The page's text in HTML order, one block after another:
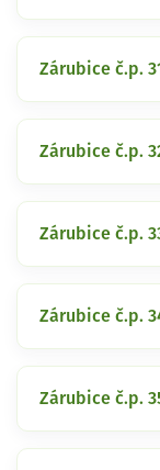
Zárubice č.p.
Zárubice č.p.
Zárubice č.p.
Zárubice č.p.
Zárubice č.p.